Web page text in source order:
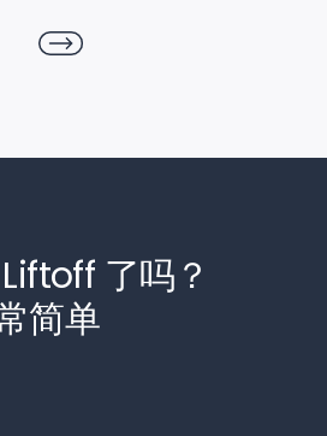
了吗？
简单